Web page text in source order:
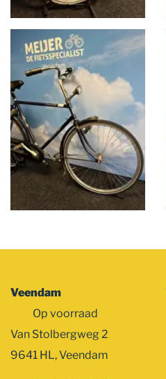
Veendam
Op voorraad
Van Stolbergweg 2
9641 HL, Veendam